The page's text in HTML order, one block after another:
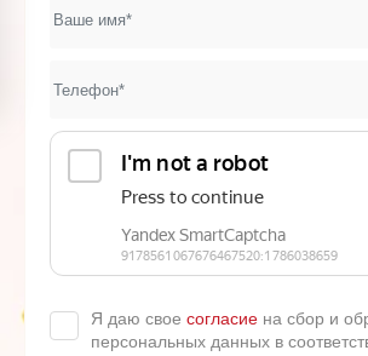
Я даю свое согласие на сбор и
персональных данных в